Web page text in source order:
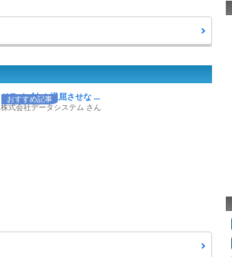
おすすめ記事
ドライブ中も退屈させな ...
株式会社データシステム さん